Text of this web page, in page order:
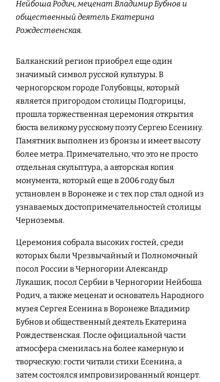
Нейбоша Родич, меценат Владимир Бубнов и
общественный деятель Екатерина
Рождественская.
Балканский регион приобрел еще один
значимый символ русской культуры. В
черногорском городе Голубовцы, который
является пригородом столицы Подгорицы,
прошла торжественная церемония открытия
бюста великому русскому поэту Сергею Есенину.
Памятник выполнен из бронзы и имеет высоту
более метра. Примечательно, что это не просто
отдельная скульптура, а авторская копия
монумента, который еще в 2006 году был
установлен в Воронеже и с тех пор стал одной из
узнаваемых достопримечательностей столицы
Черноземья.
Церемония собрала высоких гостей, среди
которых были Чрезвычайный и Полномочный
посол России в Черногории Александр
Лукашик, посол Сербии в Черногории Нейбоша
Родич, а также меценат и основатель Народного
музея Сергея Есенина в Воронеже Владимир
Бубнов и общественный деятель Екатерина
Рождественская. После официальной части
атмосфера сменилась на более камерную и
творческую: гости читали стихи Есенина, а
затем состоялся импровизированный концерт.